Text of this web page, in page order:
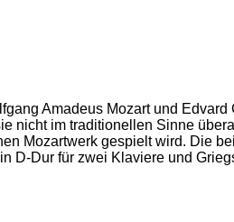
Amadeus Mozart und
nicht im traditionellen Sinne
Mozartwerk gespielt wird. Die
D-Dur für zwei Klaviere und